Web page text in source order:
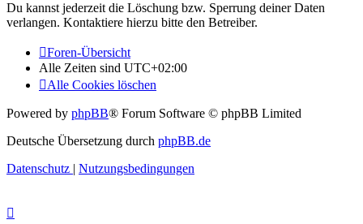
Du kannst jederzeit die Löschung bzw. Sperrung deiner Daten
verlangen. Kontaktiere hierzu bitte den Betreiber.
Foren-Übersicht
Alle Zeiten sind UTC+02:00
Alle Cookies löschen
Powered by phpBB® Forum Software © phpBB Limited
Deutsche Übersetzung durch phpBB.de
Datenschutz | Nutzungsbedingungen